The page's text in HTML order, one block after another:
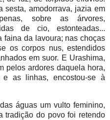
sesta, amodorrava, jazia em
sobre as árvores,
de cio, estonteadas...
faina da lavoura; nas choças
os corpos nus, estendidos
em suor. E Urashima,
pelos ardores daquela hora,
as linhas, encostou-se à
águas um vulto feminino,
tradição do povo foi retendo